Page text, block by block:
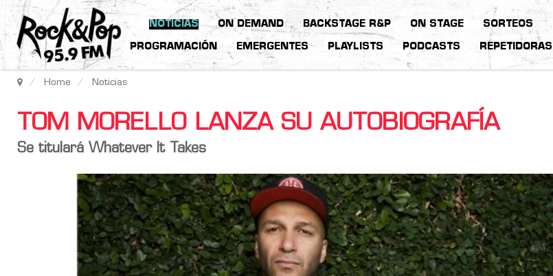
NOTICIAS ON DEMAND BACKSTAGE R&P ON STAGE SORTEOS
PROGRAMACIÓN EMERGENTES PLAYLISTS PODCASTS REPETIDORAS
Home Noticias
TOM MORELLO LANZA SU AUTOBIOGRAFÍA
Se titulará Whatever It Takes